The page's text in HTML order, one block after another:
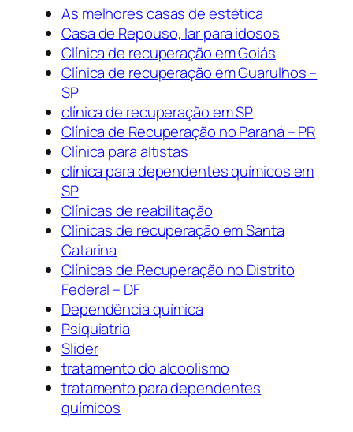
As melhores casas de estética
Casa de Repouso, lar para idosos
Clínica de recuperação em Goiás
Clínica de recuperação em Guarulhos –
SP
clínica de recuperação em SP
Clínica de Recuperação no Paraná – PR
Clínica para altistas
clínica para dependentes químicos em
SP
Clínicas de reabilitação
Clínicas de recuperação em Santa
Catarina
Clínicas de Recuperação no Distrito
Federal – DF
Dependência química
Psiquiatria
Slider
tratamento do alcoolismo
tratamento para dependentes
químicos